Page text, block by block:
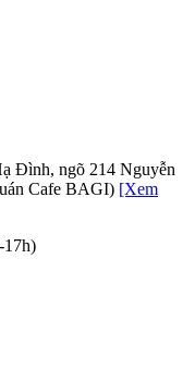
Đình, ngõ 214 Nguyễn
Cafe BAGI) [Xem
17h)